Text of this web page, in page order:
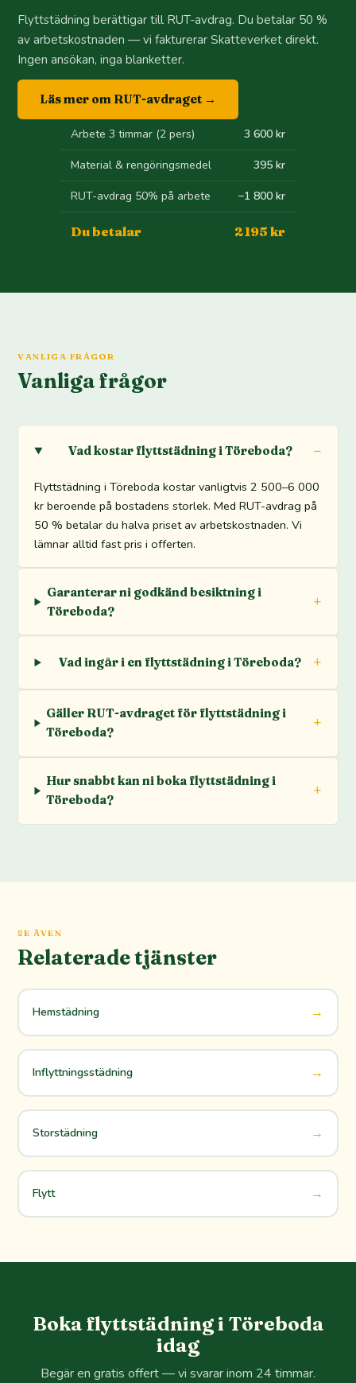
Flyttstädning berättigar till RUT-avdrag. Du betalar 50 %
av arbetskostnaden — vi fakturerar Skatteverket direkt.
Ingen ansökan, inga blanketter.
Läs mer om RUT-avdraget →
Arbete 3 timmar (2 pers) 3 600 kr
Material & rengöringsmedel 395 kr
RUT-avdrag 50% på arbete −1 800 kr
Du betalar 2 195 kr
VANLIGA FRÅGOR
Vanliga frågor
Vad kostar flyttstädning i Töreboda?
Flyttstädning i Töreboda kostar vanligtvis 2 500–6 000
kr beroende på bostadens storlek. Med RUT-avdrag på
50 % betalar du halva priset av arbetskostnaden. Vi
lämnar alltid fast pris i offerten.
Garanterar ni godkänd besiktning i
Töreboda?
Vad ingår i en flyttstädning i Töreboda?
Gäller RUT-avdraget för flyttstädning i
Töreboda?
Hur snabbt kan ni boka flyttstädning i
Töreboda?
SE ÄVEN
Relaterade tjänster
Hemstädning →
Inflyttningsstädning →
Storstädning →
Flytt →
Boka flyttstädning i Töreboda
idag
Begär en gratis offert — vi svarar inom 24 timmar.